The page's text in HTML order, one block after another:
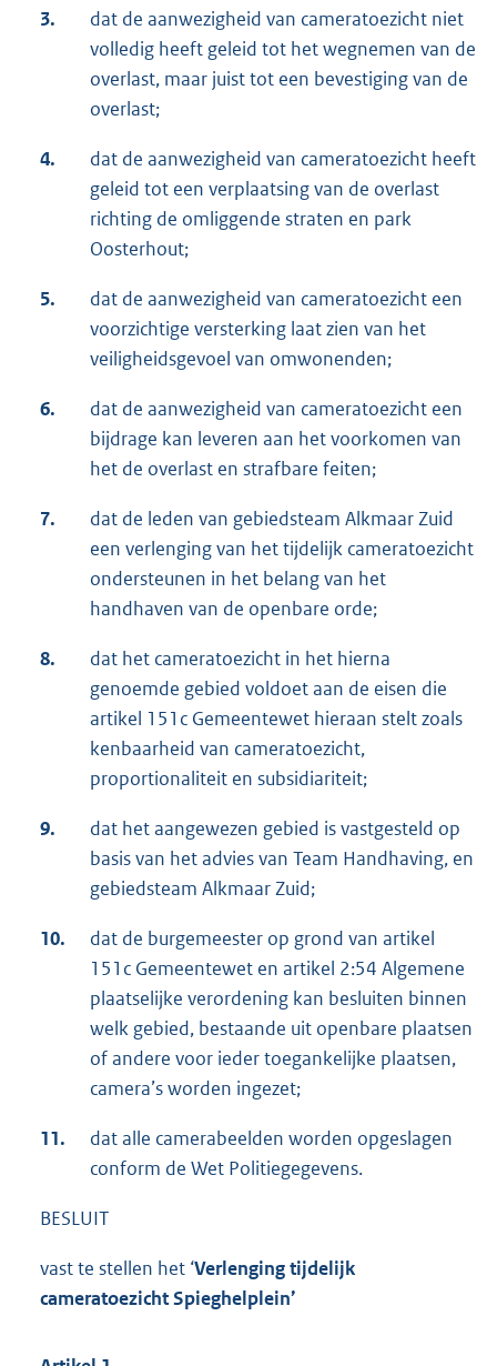
3.
dat de aanwezigheid van cameratoezicht niet
volledig heeft geleid tot het wegnemen van de
overlast, maar juist tot een bevestiging van de
overlast;
4.
dat de aanwezigheid van cameratoezicht heeft
geleid tot een verplaatsing van de overlast
richting de omliggende straten en park
Oosterhout;
5.
dat de aanwezigheid van cameratoezicht een
voorzichtige versterking laat zien van het
veiligheidsgevoel van omwonenden;
6.
dat de aanwezigheid van cameratoezicht een
bijdrage kan leveren aan het voorkomen van
het de overlast en strafbare feiten;
7.
dat de leden van gebiedsteam Alkmaar Zuid
een verlenging van het tijdelijk cameratoezicht
ondersteunen in het belang van het
handhaven van de openbare orde;
8.
dat het cameratoezicht in het hierna
genoemde gebied voldoet aan de eisen die
artikel 151c Gemeentewet hieraan stelt zoals
kenbaarheid van cameratoezicht,
proportionaliteit en subsidiariteit;
9.
dat het aangewezen gebied is vastgesteld op
basis van het advies van Team Handhaving, en
gebiedsteam Alkmaar Zuid;
10.
dat de burgemeester op grond van artikel
151c Gemeentewet en artikel 2:54 Algemene
plaatselijke verordening kan besluiten binnen
welk gebied, bestaande uit openbare plaatsen
of andere voor ieder toegankelijke plaatsen,
camera’s worden ingezet;
11.
dat alle camerabeelden worden opgeslagen
conform de Wet Politiegegevens.
BESLUIT
vast te stellen het ‘Verlenging tijdelijk
cameratoezicht Spieghelplein’